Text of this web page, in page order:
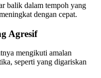
balik dalam tempoh yang
dengan cepat.
Agresif
mengikuti amalan
seperti yang digariskan